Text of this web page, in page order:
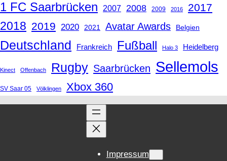
1 FC Saarbrücken 2007 2008 2009 2016 2017
2018 2019 2020 2021 Avatar Awards Belgien
Deutschland Frankreich Fußball Halo 3 Heidelberg
Kinect Offenbach Rugby Saarbrücken Sellemols
SV Saar 05 Völklingen Xbox 360
Impressum